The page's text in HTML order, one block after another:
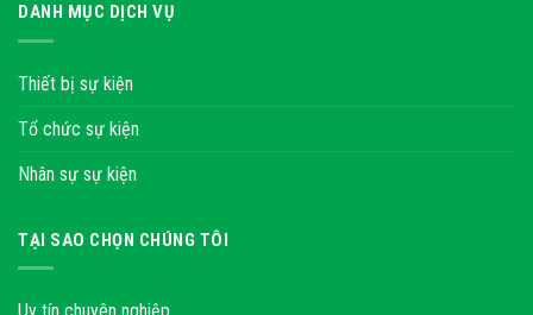
DANH MỤC DỊCH VỤ
Thiết bị sự kiện
Tổ chức sự kiện
Nhân sự sự kiện
TẠI SAO CHỌN CHÚNG TÔI